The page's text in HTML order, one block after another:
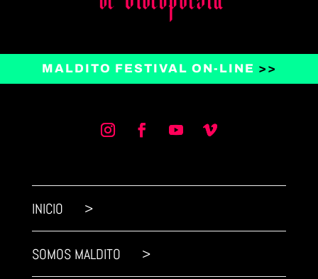
MALDITO FESTIVAL ON-LINE >>
INICIO >
SOMOS MALDITO >